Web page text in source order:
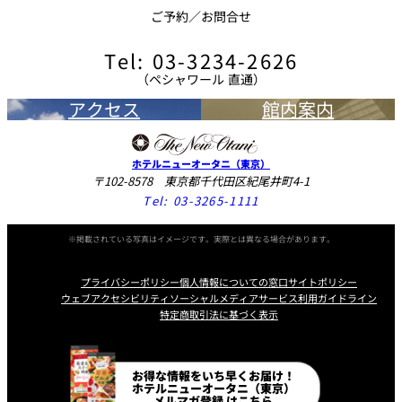
ビール（おつまみ付き）
〇フードメニュー
ハムチーズサンド
たまごサンド
ビーフカレー
ハッシュドビーフ
ご予約／お問合せ
Tel: 03-3234-2626
（ペシャワール 直通）
アクセス 館内案内
ホテルニューオータニ（東京）
〒102-8578 東京都千代田区紀尾井町4-1
Tel: 03-3265-1111
※掲載されている写真はイメージです。実際とは異なる場合があります。
プライバシーポリシー個人情報についての窓口サイトポリシー
ウェブアクセシビリティソーシャルメディアサービス利用ガイドライン
特定商取引法に基づく表示
お得な情報をいち早くお届け！
ホテルニューオータニ（東京）